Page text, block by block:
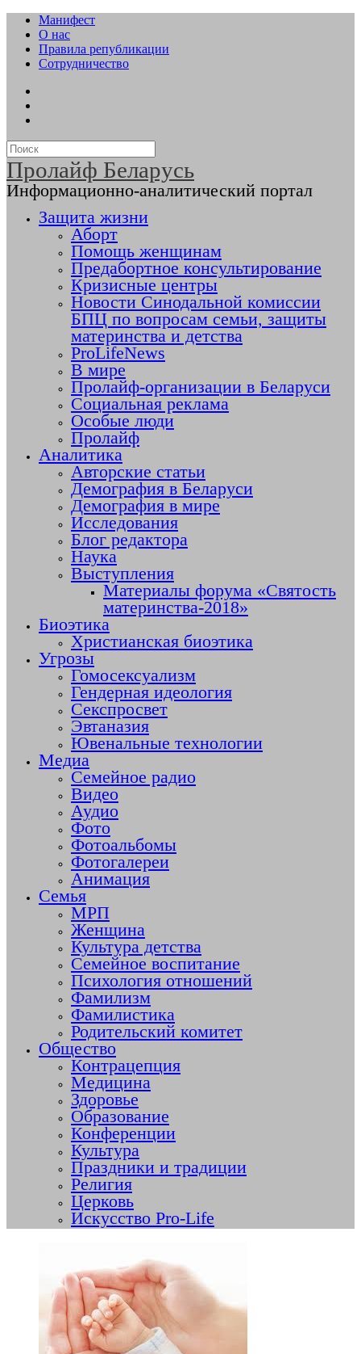
Манифест
О нас
Правила републикации
Сотрудничество
Пролайф Беларусь
Информационно-аналитический портал
Защита жизни
Аборт
Помощь женщинам
Предабортное консультирование
Кризисные центры
Новости Синодальной комиссии
БПЦ по вопросам семьи, защиты
материнства и детства
ProLifeNews
В мире
Пролайф-организации в Беларуси
Социальная реклама
Особые люди
Пролайф
Аналитика
Авторские статьи
Демография в Беларуси
Демография в мире
Исследования
Блог редактора
Наука
Выступления
Материалы форума «Святость
материнства-2018»
Биоэтика
Христианская биоэтика
Угрозы
Гомосексуализм
Гендерная идеология
Секспросвет
Эвтаназия
Ювенальные технологии
Медиа
Семейное радио
Видео
Аудио
Фото
Фотоальбомы
Фотогалереи
Анимация
Семья
МРП
Женщина
Культура детства
Семейное воспитание
Психология отношений
Фамилизм
Фамилистика
Родительский комитет
Общество
Контрацепция
Медицина
Здоровье
Образование
Конференции
Культура
Праздники и традиции
Религия
Церковь
Искусство Pro-Life